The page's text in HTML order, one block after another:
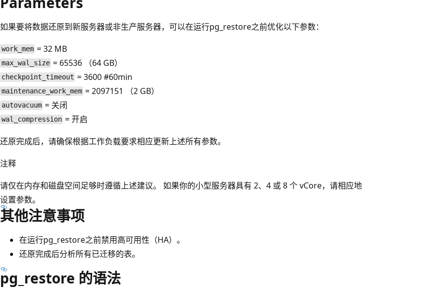
如果要将数据还原到新服务器或非生产服务器，可以在运行pg_restore之前优化以下参数：
work_mem = 32 MB
max_wal_size = 65536 （64 GB）
checkpoint_timeout = 3600 #60min
maintenance_work_mem = 2097151 （2 GB）
autovacuum = 关闭
wal_compression = 开启
还原完成后，请确保根据工作负载要求相应更新上述所有参数。
注释
请仅在内存和磁盘空间足够时遵循上述建议。 如果你的小型服务器具有 2、4 或 8 个 vCore，请相应地
设置参数。
其他注意事项
在运行pg_restore之前禁用高可用性（HA）。
还原完成后分析所有已迁移的表。
pg_restore 的语法